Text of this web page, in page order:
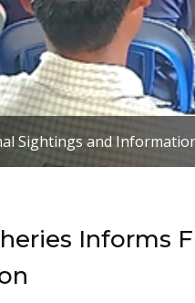
Sightings and
Informs